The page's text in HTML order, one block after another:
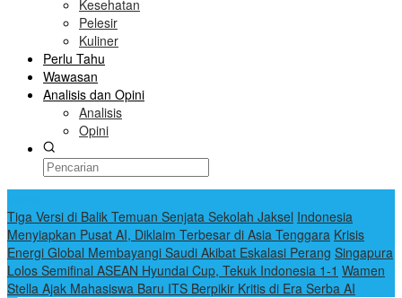
Kesehatan
Pelesir
Kuliner
Perlu Tahu
Wawasan
Analisis dan Opini
Analisis
Opini
Tiga Versi di Balik Temuan Senjata Sekolah Jaksel Indonesia
Menyiapkan Pusat AI, Diklaim Terbesar di Asia Tenggara Krisis
Energi Global Membayangi Saudi Akibat Eskalasi Perang Singapura
Lolos Semifinal ASEAN Hyundai Cup, Tekuk Indonesia 1-1 Wamen
Stella Ajak Mahasiswa Baru ITS Berpikir Kritis di Era Serba AI